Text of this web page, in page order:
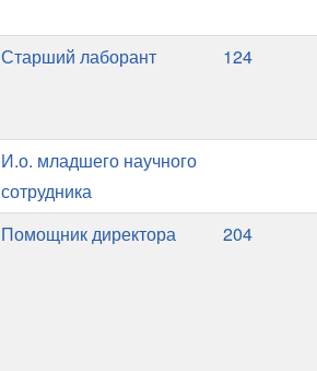
Старший лаборант 124
И.о. младшего научного
сотрудника
Помощник директора 204